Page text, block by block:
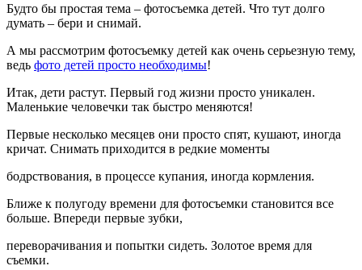
Будто бы простая тема – фотосъемка детей. Что тут долго
думать – бери и снимай.
А мы рассмотрим фотосъемку детей как очень серьезную тему,
ведь фото детей просто необходимы!
Итак, дети растут. Первый год жизни просто уникален.
Маленькие человечки так быстро меняются!
Первые несколько месяцев они просто спят, кушают, иногда
кричат. Снимать приходится в редкие моменты
бодрствования, в процессе купания, иногда кормления.
Ближе к полугоду времени для фотосъемки становится все
больше. Впереди первые зубки,
переворачивания и попытки сидеть. Золотое время для
съемки.